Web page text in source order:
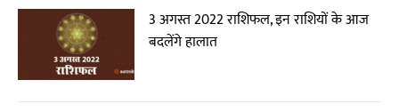
3 अगस्त 2022 राशिफल, इन राशियों के आज
बदलेंगे हालात